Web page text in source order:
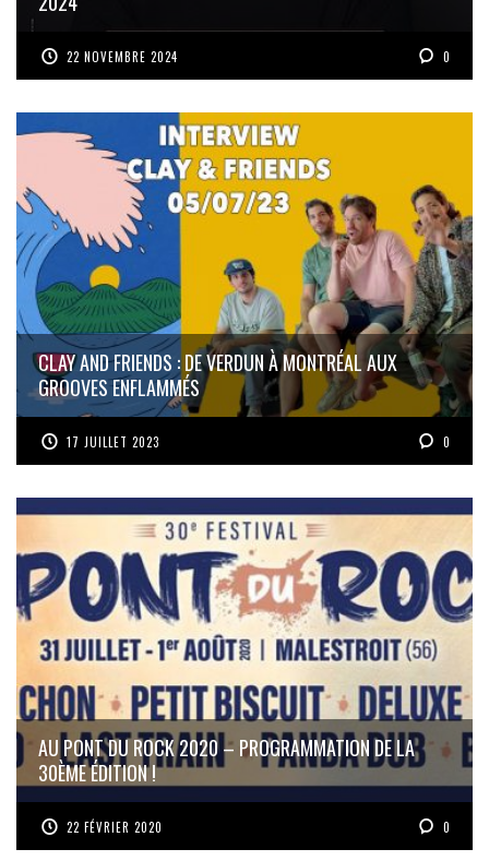
22 NOVEMBRE 2024 0
CLAY AND FRIENDS : DE VERDUN À MONTRÉAL AUX
GROOVES ENFLAMMÉS
17 JUILLET 2023 0
AU PONT DU ROCK 2020 – PROGRAMMATION DE LA
30ÈME ÉDITION !
22 FÉVRIER 2020 0